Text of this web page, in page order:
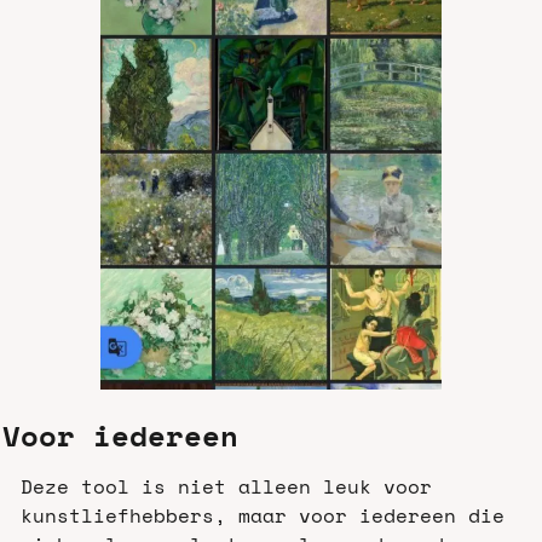
Voor iedereen
Deze tool is niet alleen leuk voor
kunstliefhebbers, maar voor iedereen die